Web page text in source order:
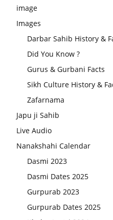
image
Images
Darbar Sahib History &
Did You Know ?
Gurus & Gurbani Facts
Sikh Culture History &
Zafarnama
Japu ji Sahib
Live Audio
Nanakshahi Calendar
Dasmi 2023
Dasmi Dates 2025
Gurpurab 2023
Gurpurab Dates 2025